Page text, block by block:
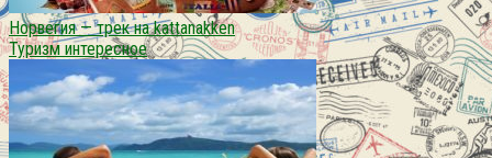
Норвегия — трек на kattanakken
Туризм интересное